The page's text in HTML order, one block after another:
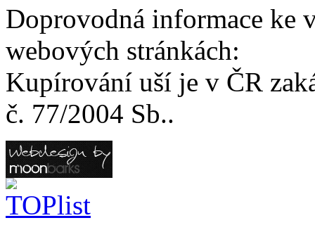
Doprovodná informace ke
webových stránkách:
Kupírování uší je v ČR
č. 77/2004 Sb..